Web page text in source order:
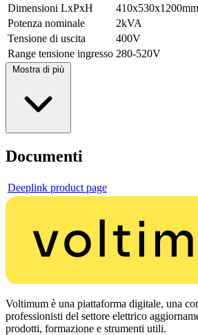
Dimensioni LxPxH
410x530x1200mm
Potenza nominale
2kVA
Tensione di uscita
400V
Range tensione ingresso 280-520V
Mostra di più
Documenti
Deeplink product page
Voltimum è una piattaforma digitale, una
professionisti del settore elettrico
prodotti, formazione e strumenti utili.